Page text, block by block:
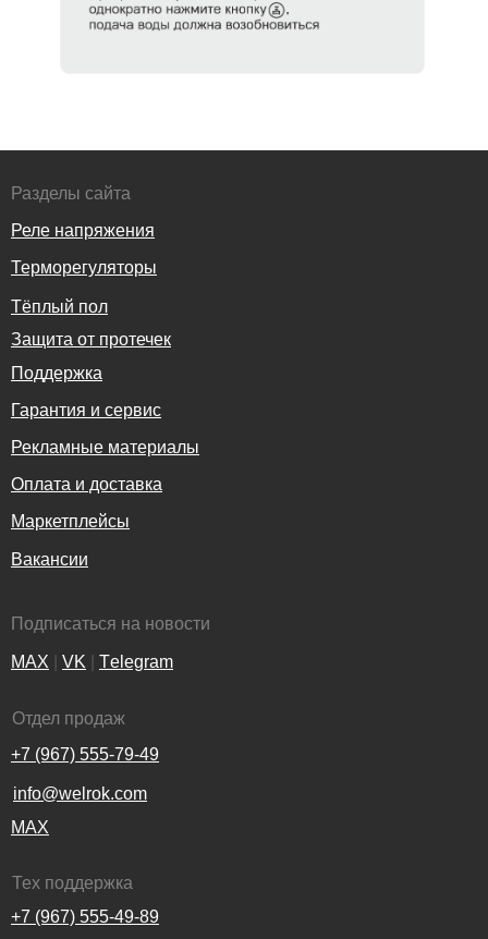
Тех поддержка
+7 (967) 555-49-89
Отдел продаж
+7 (967) 555-79-49
info@welrok.com
Подписаться на новости
MAX VK Тelegram
MAX
Разделы сайта
Реле напряжения
Терморегуляторы
Тёплый пол
Защита от протечек
Поддержка
Гарантия и сервис
Рекламные материалы
Оплата и доставка
Маркетплейсы
Вакансии